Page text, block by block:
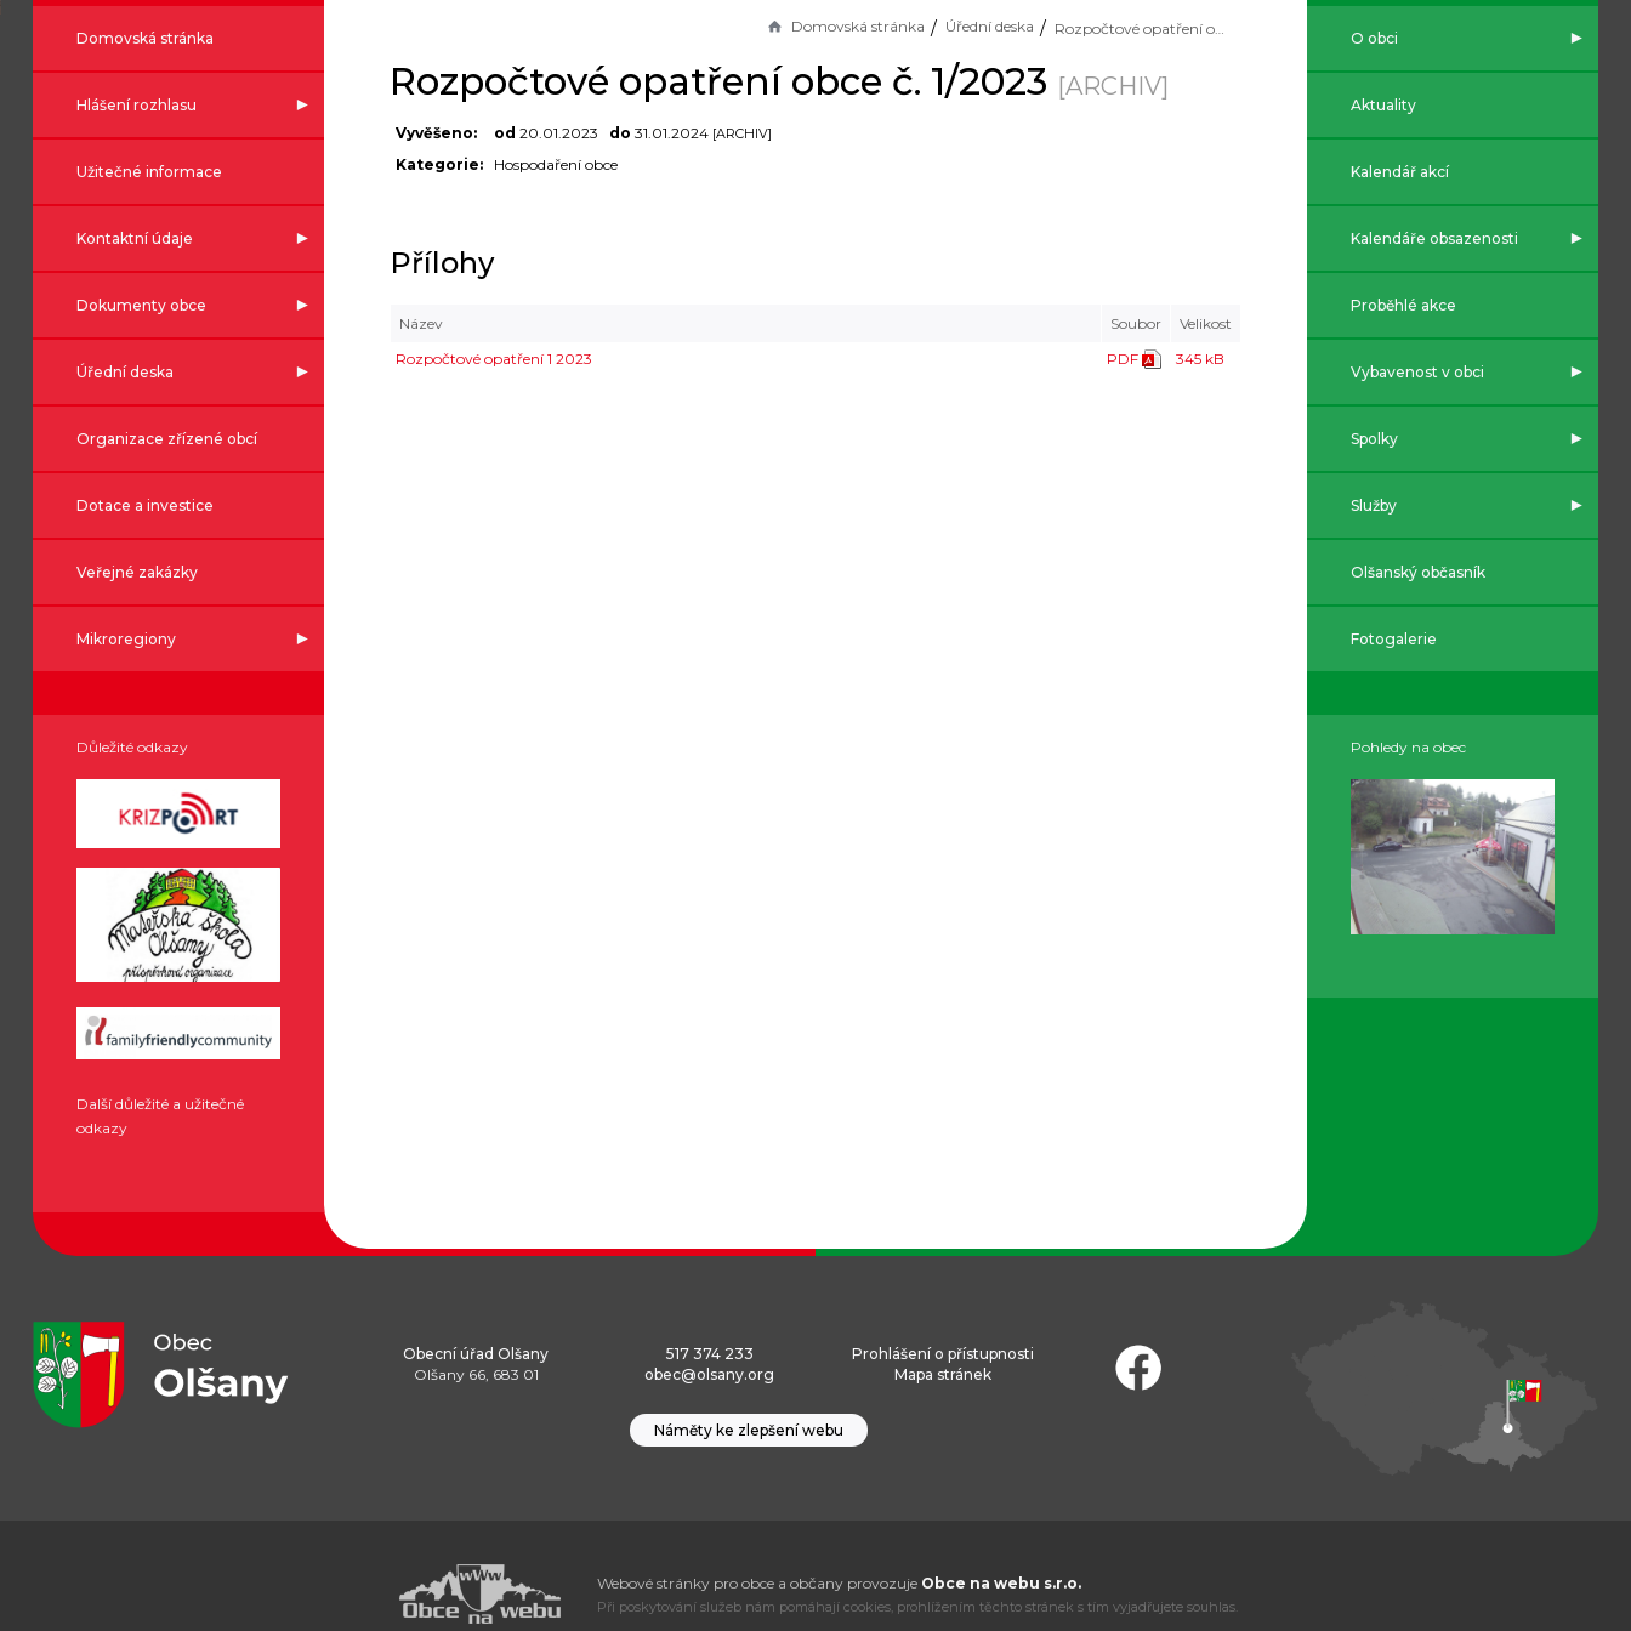
Domovská stránka
Hlášení rozhlasu
Užitečné informace
Kontaktní údaje
Dokumenty obce
Úřední deska
Organizace zřízené obcí
Dotace a investice
Veřejné zakázky
Mikroregiony
Důležité odkazy
Další důležité a užitečné
odkazy
Domovská stránka Úřední deska Rozpočtové opatření obce č. 1/2023
Rozpočtové opatření obce č. 1/2023 [ARCHIV]
Vyvěšeno: od 20.01.2023 do 31.01.2024 [ARCHIV]
Kategorie: Hospodaření obce
Přílohy
Název Soubor
Velikost
Rozpočtové opatření 1 2023
PDF 345 kB
O obci
Aktuality
Kalendář akcí
Kalendáře obsazenosti
Proběhlé akce
Vybavenost v obci
Spolky
Služby
Olšanský občasník
Fotogalerie
Pohledy na obec
Obecní úřad Olšany
Olšany 66, 683 01
517 374 233
obec@olsany.org
Prohlášení o přístupnosti
Mapa stránek
Náměty ke zlepšení webu
Webové stránky pro obce a občany provozuje Obce na webu s.r.o.
Při poskytování služeb nám pomáhají cookies, prohlížením těchto stránek s tím vyjadřujete souhlas.